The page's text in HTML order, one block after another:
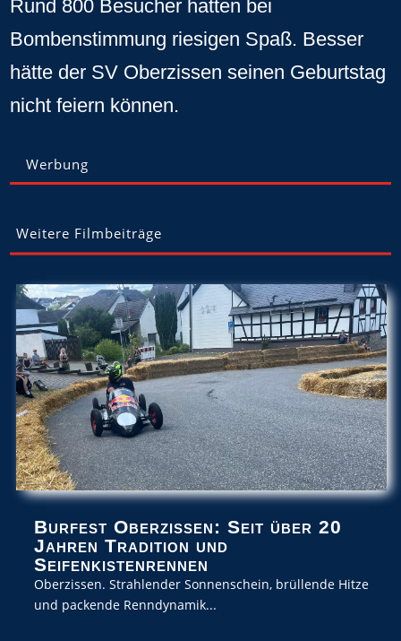
Rund 800 Besucher hatten bei
Bombenstimmung riesigen Spaß. Besser
hätte der SV Oberzissen seinen Geburtstag
nicht feiern können.
Werbung
Weitere Filmbeiträge
Burfest Oberzissen: Seit über 20
Jahren Tradition und
Seifenkistenrennen
Oberzissen. Strahlender Sonnenschein, brüllende Hitze
und packende Renndynamik...